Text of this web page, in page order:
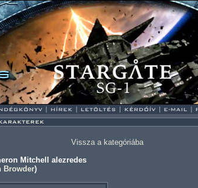
Vissza a kategóriába
Mitchell alezredes
Browder)